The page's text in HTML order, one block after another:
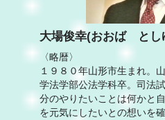
大場俊幸(おおば とし
〈略暦〉
１９８０年山形市生まれ。
学法学部公法学科卒。司法
分のやりたいことは何かと
を元気にしたいとの想いを